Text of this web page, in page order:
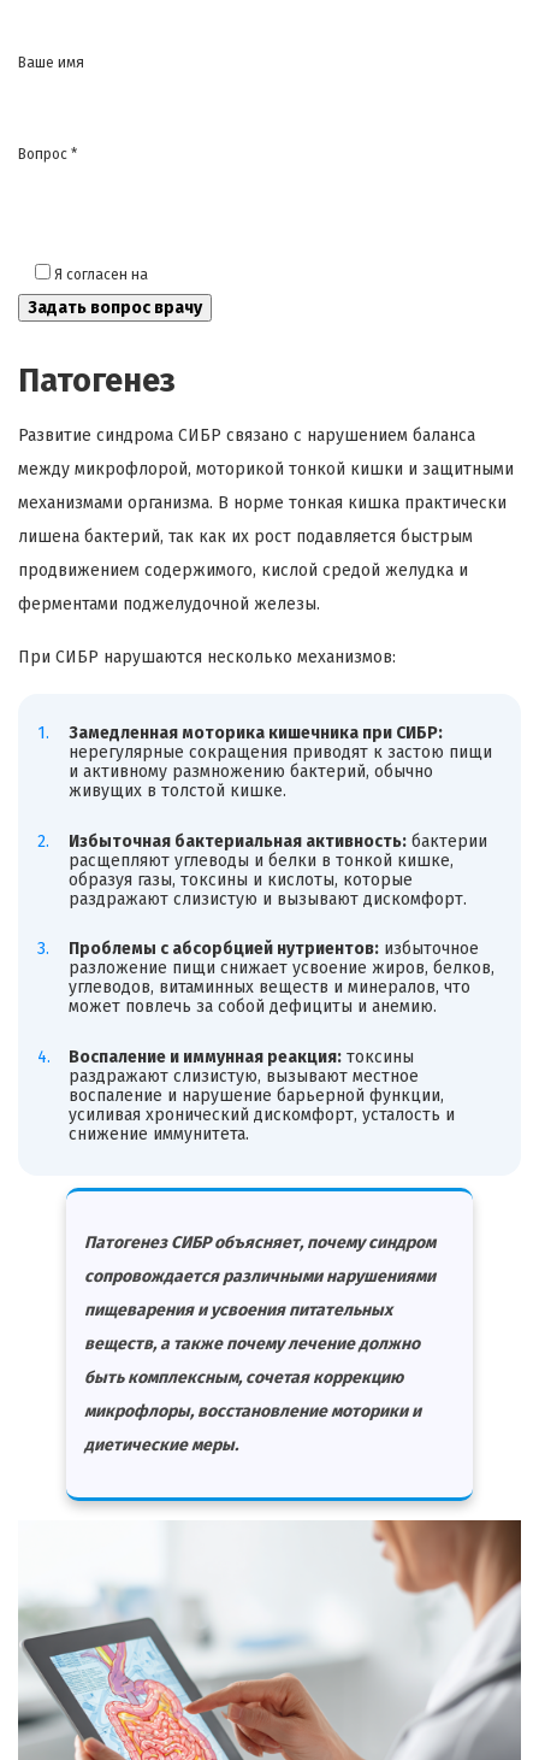
Ваше имя
Вопрос *
Я согласен на
Патогенез
Развитие синдрома СИБР связано с нарушением баланса
между микрофлорой, моторикой тонкой кишки и защитными
механизмами организма. В норме тонкая кишка практически
лишена бактерий, так как их рост подавляется быстрым
продвижением содержимого, кислой средой желудка и
ферментами поджелудочной железы.
При СИБР нарушаются несколько механизмов:
Замедленная моторика кишечника при СИБР:
нерегулярные сокращения приводят к застою пищи
и активному размножению бактерий, обычно
живущих в толстой кишке.
Избыточная бактериальная активность:бактерии
расщепляют углеводы и белки в тонкой кишке,
образуя газы, токсины и кислоты, которые
раздражают слизистую и вызывают дискомфорт.
Проблемы с абсорбцией нутриентов:избыточное
разложение пищи снижает усвоение жиров, белков,
углеводов, витаминных веществ и минералов, что
может повлечь за собой дефициты и анемию.
Воспаление и иммунная реакция:токсины
раздражают слизистую, вызывают местное
воспаление и нарушение барьерной функции,
усиливая хронический дискомфорт, усталость и
снижение иммунитета.
Патогенез СИБР объясняет, почему синдром
сопровождается различными нарушениями
пищеварения и усвоения питательных
веществ, а также почему лечение должно
быть комплексным, сочетая коррекцию
микрофлоры, восстановление моторики и
диетические меры.